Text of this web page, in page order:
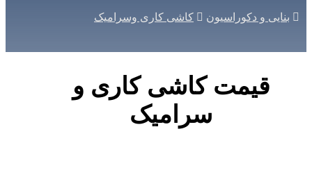
بنایی و دکوراسیون کاشی کاری وسرامیک
قیمت کاشی کاری و
سرامیک